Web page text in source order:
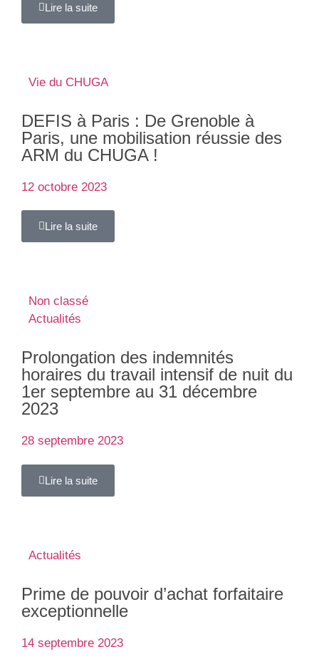
Lire la suite
Vie du CHUGA
DEFIS à Paris : De Grenoble à
Paris, une mobilisation réussie des
ARM du CHUGA !
12 octobre 2023
Lire la suite
Non classé
Actualités
Prolongation des indemnités
horaires du travail intensif de nuit du
1er septembre au 31 décembre
2023
28 septembre 2023
Lire la suite
Actualités
Prime de pouvoir d’achat forfaitaire
exceptionnelle
14 septembre 2023